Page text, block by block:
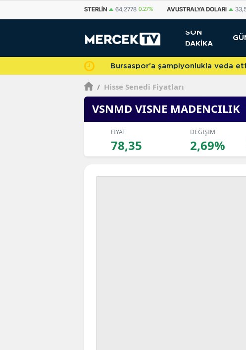
AVUSTRALYA DOLARI 33,5252 -0.18% KANADA
SON
DAKİKA
Bursaspor'a şampiyonlukla veda etti:
/ Hisse Senedi Fiyatları
VSNMD VISNE MADENCILIK
FİYAT
78,35
DEĞİŞİM
2,69%